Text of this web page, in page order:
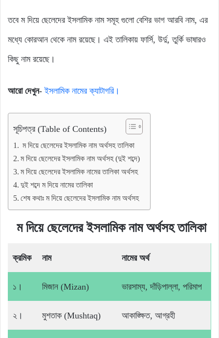
তবে ম দিয়ে ছেলেদের ইসলামিক নাম সমূহ গুলো বেশির ভাগ আরবি নাম, এর
মধ্যে কোরআন থেকে নাম রয়েছে। এই তালিকায় ফার্সি, উর্দু, তুর্কি ভাষারও
কিছু নাম রয়েছে।
আরো দেখুন- ইসলামিক নামের ক্যাটাগরি।
সূচিপত্র (Table of Contents)
ম দিয়ে ছেলেদের ইসলামিক নাম অর্থসহ তালিকা
ম দিয়ে ছেলেদের ইসলামিক নাম অর্থসহ (দুই শব্দে)
ম দিয়ে ছেলেদের ইসলামিক নামের তালিকা অর্থসহ
দুই শব্দে ম দিয়ে নামের তালিকা
শেষ কথাঃ ম দিয়ে ছেলেদের ইসলামিক নাম অর্থসহ
ম দিয়ে ছেলেদের ইসলামিক নাম অর্থসহতালিকা
ক্রমিক নাম নামের অর্থ
১। মিজান (Mizan) ভারসাম্য, দাঁড়িপাল্লা, পরিমাপ
২। মুশতাক (Mushtaq) আকাঙ্ক্ষিত, আগ্রহী